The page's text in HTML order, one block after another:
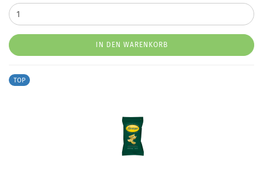
IN DEN WARENKORB
TOP